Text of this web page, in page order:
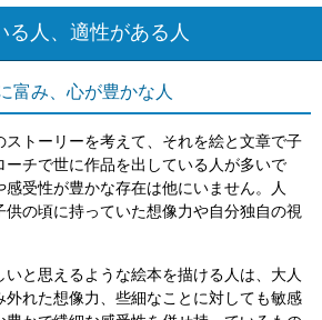
る人、適性がある人
富み、心が豊かな人
ストーリーを考えて、それを絵と文章で子
ーチで世に作品を出している人が多いで
受性が豊かな存在は他にいません。人
供の頃に持っていた想像力や自分独自の視
と思えるような絵本を描ける人は、大人
外れた想像力、些細なことに対しても敏感